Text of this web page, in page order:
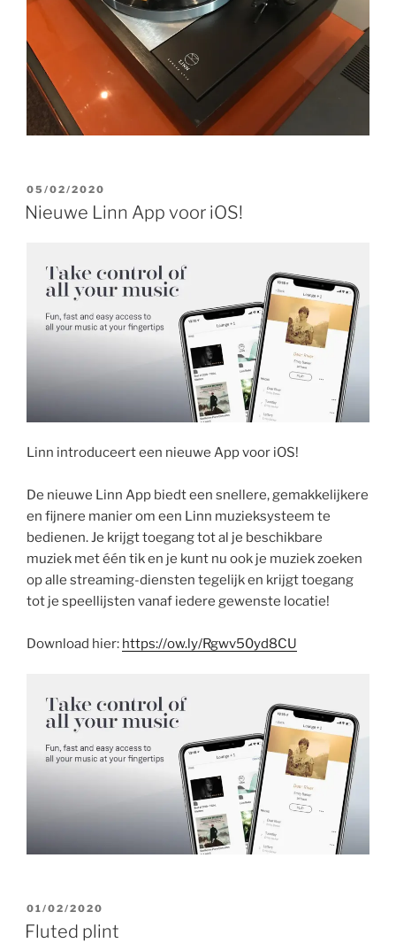
GEPLAATST
OP
05/02/2020
Nieuwe Linn App voor iOS!
Linn introduceert een nieuwe App voor iOS!
De nieuwe Linn App biedt een snellere, gemakkelijkere
en fijnere manier om een Linn muzieksysteem te
bedienen. Je krijgt toegang tot al je beschikbare
muziek met één tik en je kunt nu ook je muziek zoeken
op alle streaming-diensten tegelijk en krijgt toegang
tot je speellijsten vanaf iedere gewenste locatie!
Download hier: https://ow.ly/Rgwv50yd8CU
GEPLAATST
OP
01/02/2020
Fluted plint